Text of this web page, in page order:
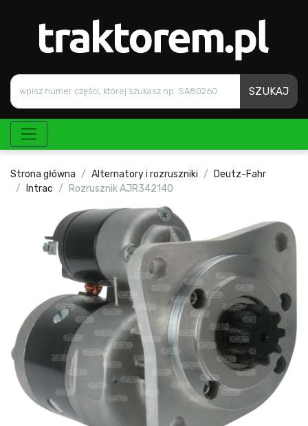
SZUKAJ
Strona główna Alternatory i rozruszniki
Deutz-Fahr
Intrac
Rozrusznik AJR342140